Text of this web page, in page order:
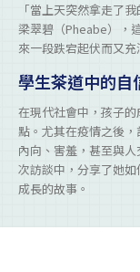
「當上天突然拿走了
梁翠碧（Pheabe），
來一段跌宕起伏而又充
學生茶道中的自
在現代社會中，孩子
點。尤其在疫情之後
內向、害羞，甚至與
次訪談中，分享了她
成長的故事。